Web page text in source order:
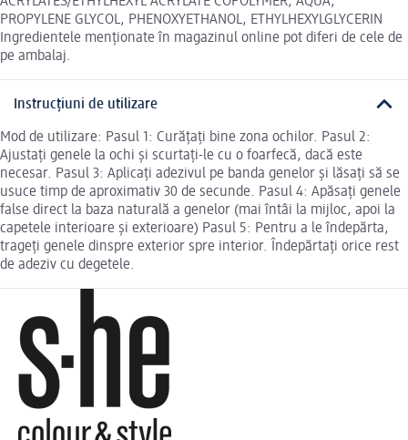
PROPYLENE GLYCOL, PHENOXYETHANOL, ETHYLHEXYLGLYCERIN
Ingredientele menționate în magazinul online pot diferi de cele de
pe ambalaj.
Instrucțiuni de utilizare
Mod de utilizare: Pasul 1: Curățați bine zona ochilor. Pasul 2:
Ajustați genele la ochi și scurtați-le cu o foarfecă, dacă este
necesar. Pasul 3: Aplicați adezivul pe banda genelor și lăsați să se
usuce timp de aproximativ 30 de secunde. Pasul 4: Apăsați genele
false direct la baza naturală a genelor (mai întâi la mijloc, apoi la
capetele interioare și exterioare) Pasul 5: Pentru a le îndepărta,
trageți genele dinspre exterior spre interior. Îndepărtați orice rest
de adeziv cu degetele.